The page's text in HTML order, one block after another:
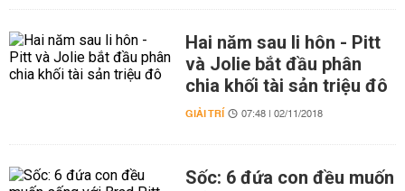
Hai năm sau li hôn - Pitt
và Jolie bắt đầu phân
chia khối tài sản triệu đô
GIẢI TRÍ 07:48 | 02/11/2018
Sốc: 6 đứa con đều muốn